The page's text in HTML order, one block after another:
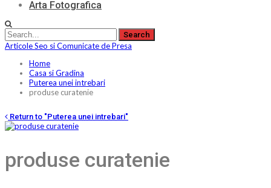
Arta Fotografica
Articole Seo si Comunicate de Presa
Home
Casa si Gradina
Puterea unei intrebari
produse curatenie
Return to "Puterea unei intrebari"
produse curatenie